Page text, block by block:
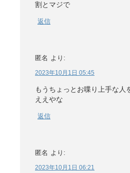
割とマジで
返信
匿名 より:
2023年10月1日 05:45
もうちょっとお喋り上手な人
ええやな
返信
匿名 より:
2023年10月1日 06:21